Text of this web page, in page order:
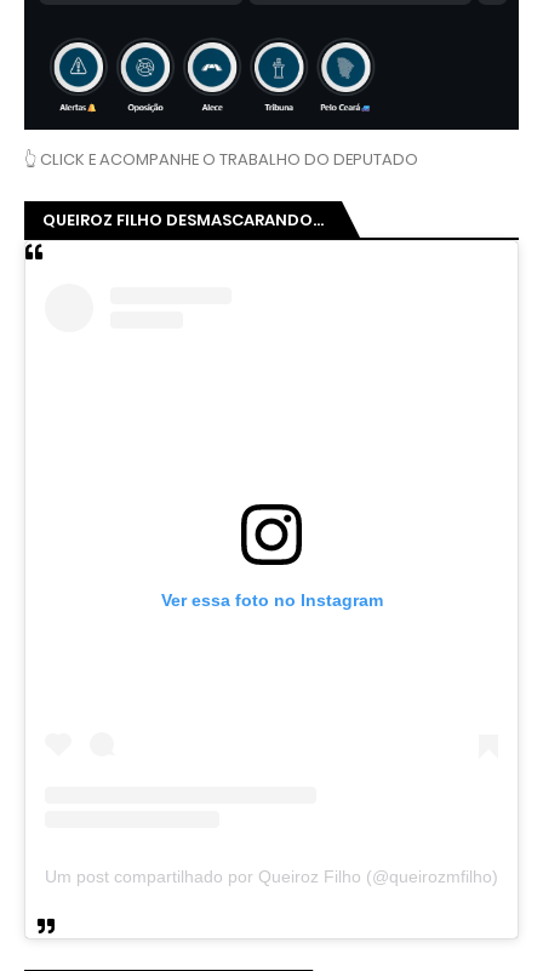
👆 CLICK E ACOMPANHE O TRABALHO DO DEPUTADO
QUEIROZ FILHO DESMASCARANDO...
Ver essa foto no Instagram
Um post compartilhado por Queiroz Filho (@queirozmfilho)